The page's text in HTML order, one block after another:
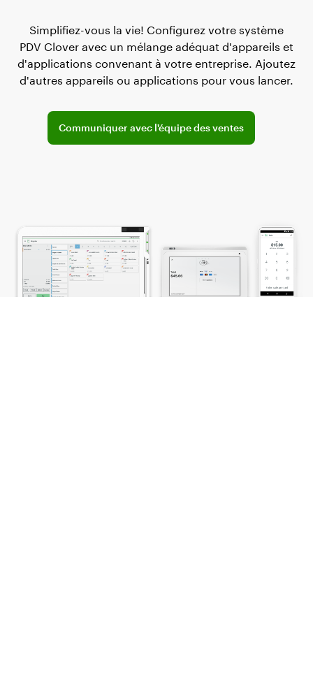
Simplifiez-vous la vie! Configurez votre système
PDV Clover avec un mélange adéquat d'appareils et
d'applications convenant à votre entreprise. Ajoutez
d'autres appareils ou applications pour vous lancer.
Communiquer avec l'équipe des ventes
Connect with the sales team